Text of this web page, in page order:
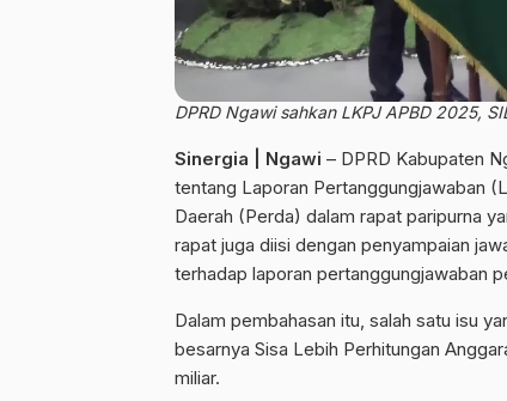
DPRD Ngawi sahkan LKPJ APBD 2025,
Sinergia | Ngawi – DPRD Kabupaten
tentang Laporan Pertanggungjawaban
Daerah (Perda) dalam rapat paripurna
rapat juga diisi dengan penyampaian
terhadap laporan pertanggungjawaban
Dalam pembahasan itu, salah satu isu
besarnya Sisa Lebih Perhitungan
miliar.